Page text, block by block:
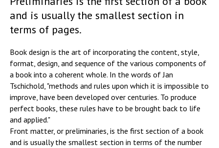
and is usually the smallest section in
terms of pages.
Book design is the art of incorporating the content, style,
format, design, and sequence of the various components of
a book into a coherent whole. In the words of Jan
Tschichold, "methods and rules upon which it is impossible to
improve, have been developed over centuries. To produce
perfect books, these rules have to be brought back to life
and applied."
Front matter, or preliminaries, is the first section of a book
and is usually the smallest section in terms of the number